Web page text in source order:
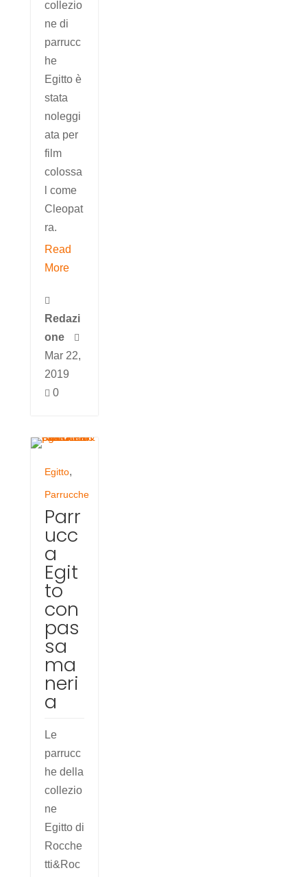
collezio
ne di
parrucc
he
Egitto è
stata
noleggi
ata per
film
colossa
l come
Cleopat
ra.
Read
More

Redazi
one

Mar 22,
2019
 0
Egitto,
Parrucche
Parr
ucc
a
Egit
to
con
pas
sa
ma
neri
a
Le
parrucc
he della
collezio
ne
Egitto di
Rocche
tti&Roc